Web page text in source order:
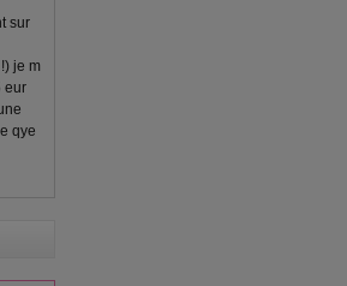
sur
je m
eur
qye